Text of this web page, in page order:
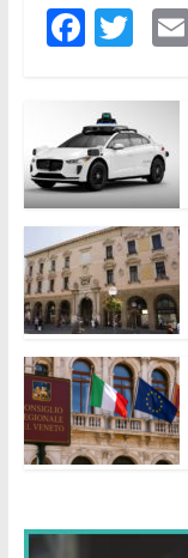
F
e
b
o
o
k
T
itt
er